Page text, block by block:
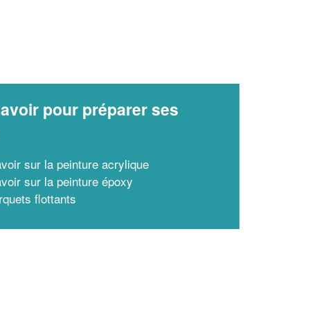
pour préparer ses
sur la peinture acrylique
sur la peinture époxy
flottants